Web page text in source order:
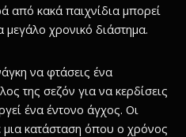
από κακά παιχνίδια μπορεί
μεγάλο χρονικό διάστημα.
να φτάσεις ένα
της σεζόν για να κερδίσεις
ένα έντονο άγχος. Οι
μια κατάσταση όπου ο χρόνος